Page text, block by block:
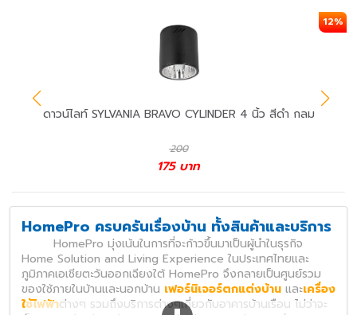
12%
ดาวน์ไลท์ SYLVANIA BRAVO CYLINDER 4 นิ้ว สีดำ กลม
200
175 บาท
HomePro ครบครันเรื่องบ้าน ทั้งสินค้าและบริการ
HomePro มุ่งเน้นในการที่จะก้าวขึ้นมาเป็นผู้นำในธุรกิจ
Home Solution and Living Experience ในประเทศไทยและ
ภูมิภาคเอเชียตะวันออกเฉียงใต้ HomePro จึงกลายเป็นศูนย์รวม
ของใช้ภายในบ้านและนอกบ้าน เฟอร์นิเจอร์ตกแต่งบ้าน และเครื่อง
ใช้ไฟฟ้าต่างๆ รวมถึงบริการต่างๆเกี่ยวกับอาคารบ้านเรือน ไม่ว่าจะ